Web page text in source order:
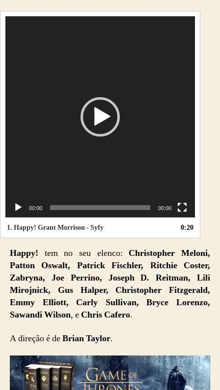
00:00 00:00
1. Happy! Grant Morrison - Syfy 0:20
Happy! tem no seu elenco: Christopher Meloni,
Patton Oswalt, Patrick Fischler, Ritchie Coster,
Zabryna, Joe Perrino, Joseph D. Reitman, Lili
Mirojnick, Gus Halper, Christopher Fitzgerald,
Emmy Elliott, Carly Sullivan, Bryce Lorenzo,
Sawandi Wilson, e Chris Cafero.
A direção é deBrian Taylor.